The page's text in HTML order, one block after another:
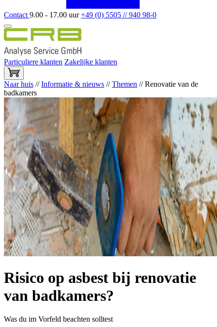
Contact 9.00 - 17.00 uur+49 (0) 5505 // 940 98-0
Particuliere klanten Zakelijke klanten
Naar huis //Informatie & nieuws //Themen //Renovatie van de
badkamers
Risico op asbest bij renovatie
van badkamers?
Was du im Vorfeld beachten solltest